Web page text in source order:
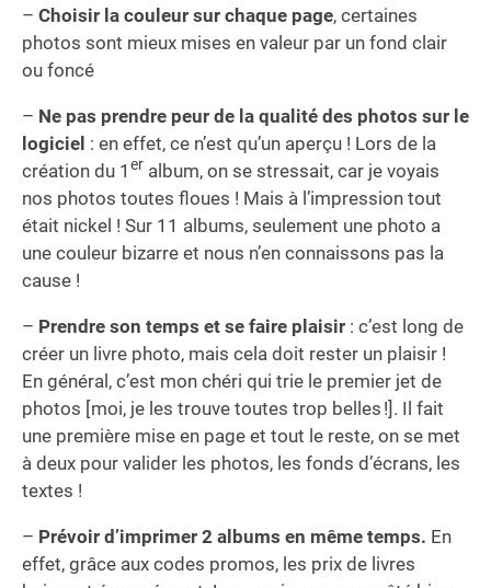
– Choisir la couleur sur chaque page, certaines
photos sont mieux mises en valeur par un fond clair
ou foncé
– Ne pas prendre peur de la qualité des photos sur le
logiciel : en effet, ce n’est qu’un aperçu ! Lors de la
création du 1 er album, on se stressait, car je voyais
nos photos toutes floues ! Mais à l’impression tout
était nickel ! Sur 11 albums, seulement une photo a
une couleur bizarre et nous n’en connaissons pas la
cause !
– Prendre son temps et se faire plaisir : c’est long de
créer un livre photo, mais cela doit rester un plaisir !
En général, c’est mon chéri qui trie le premier jet de
photos [moi, je les trouve toutes trop belles !]. Il fait
une première mise en page et tout le reste, on se met
à deux pour valider les photos, les fonds d’écrans, les
textes !
– Prévoir d’imprimer 2 albums en même temps. En
effet, grâce aux codes promos, les prix de livres